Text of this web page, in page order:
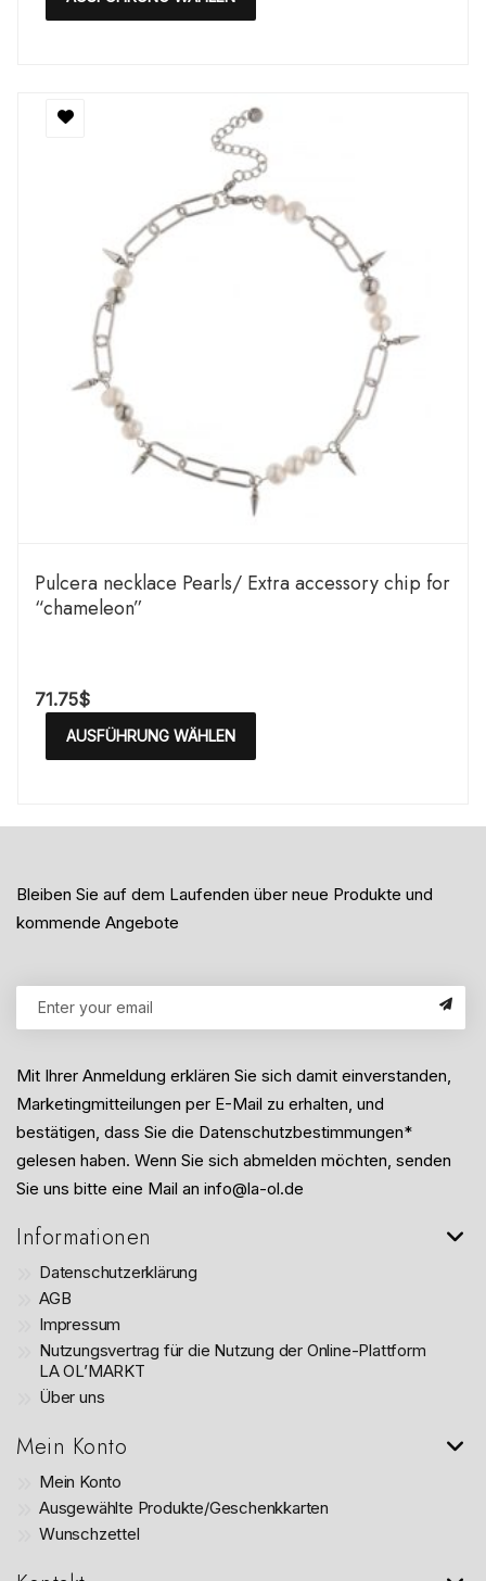
Pulcera necklace Pearls/ Extra accessory chip for
“chameleon”
71.75$
AUSFÜHRUNG WÄHLEN
Bleiben Sie auf dem Laufenden über neue Produkte und
kommende Angebote
Mit Ihrer Anmeldung erklären Sie sich damit einverstanden,
Marketingmitteilungen per E-Mail zu erhalten, und
bestätigen, dass Sie die Datenschutzbestimmungen*
gelesen haben. Wenn Sie sich abmelden möchten, senden
Sie uns bitte eine Mail an info@la-ol.de
Informationen
Datenschutzerklärung
AGB
Impressum
Nutzungsvertrag für die Nutzung der Online-Plattform
LA OL’MARKT
Über uns
Mein Konto
Mein Konto
Ausgewählte Produkte/Geschenkkarten
Wunschzettel